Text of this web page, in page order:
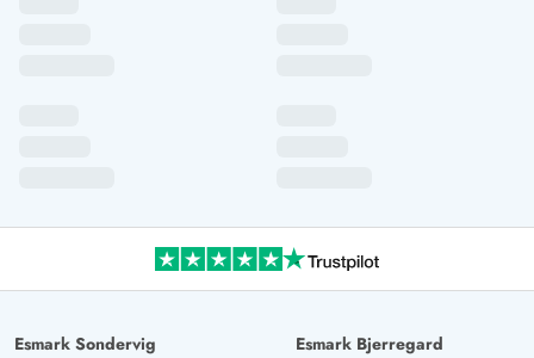
Esmark Sondervig
Esmark Bjerregard